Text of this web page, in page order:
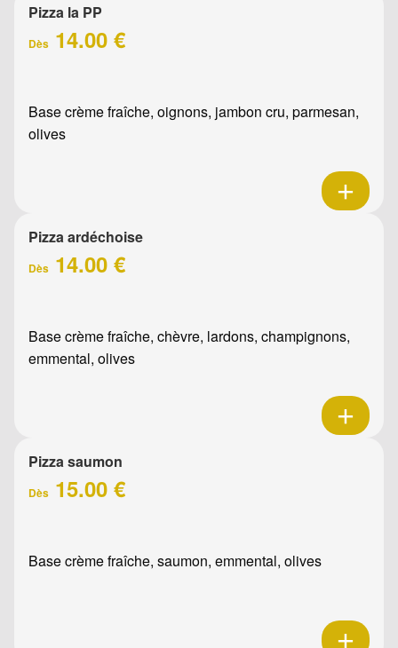
Pizza la PP
Dès 14.00 €
Base crème fraîche, oignons, jambon cru, parmesan,
olives
Pizza ardéchoise
Dès 14.00 €
Base crème fraîche, chèvre, lardons, champignons,
emmental, olives
Pizza saumon
Dès 15.00 €
Base crème fraîche, saumon, emmental, olives